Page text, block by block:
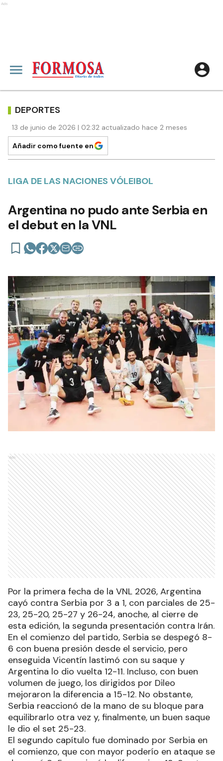
Ads
DEPORTES
13 de junio de 2026 | 02:32 actualizado hace 2 meses
Añadir como fuente en
LIGA DE LAS NACIONES VÓLEIBOL
Argentina no pudo ante Serbia en
el debut en la VNL
Ads
Por la primera fecha de la VNL 2026, Argentina
cayó contra Serbia por 3 a 1, con parciales de 25-
23, 25-20, 25-27 y 26-24, anoche, al cierre de
esta edición, la segunda presentación contra Irán.
En el comienzo del partido, Serbia se despegó 8-
6 con buena presión desde el servicio, pero
enseguida Vicentín lastimó con su saque y
Argentina lo dio vuelta 12-11. Incluso, con buen
volumen de juego, los dirigidos por Dileo
mejoraron la diferencia a 15-12. No obstante,
Serbia reaccionó de la mano de su bloque para
equilibrarlo otra vez y, finalmente, un buen saque
le dio el set 25-23.
El segundo capítulo fue dominado por Serbia en
el comienzo, que con mayor poderío en ataque se